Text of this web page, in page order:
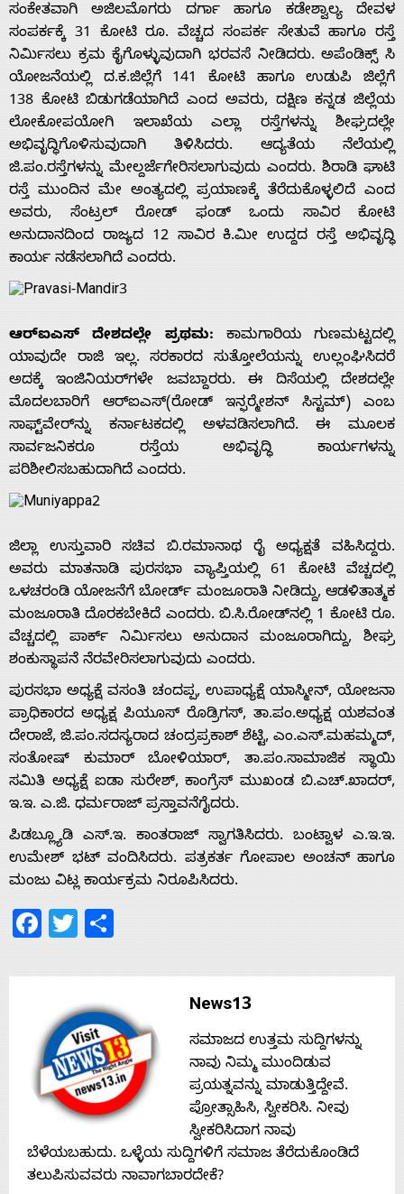
Home
About
Us
Advertise
With
s
Contact
Us
ಸಂಕೇತವಾಗಿ ಅಜಿಲಮೊಗರು ದರ್ಗಾ ಹಾಗೂ ಕಡೇಶ್ವಾಲ್ಯ ದೇವಳ
ಸಂಪರ್ಕಕ್ಕೆ 31 ಕೋಟಿ ರೂ. ವೆಚ್ಚದ ಸಂಪರ್ಕ ಸೇತುವೆ ಹಾಗೂ ರಸ್ತೆ
ನಿರ್ಮಿಸಲು ಕ್ರಮ ಕೈಗೊಳ್ಳುವುದಾಗಿ ಭರವಸೆ ನೀಡಿದರು. ಅಪೆಂಡಿಕ್ಸ್ ಸಿ
ಯೋಜನೆಯಲ್ಲಿ ದ.ಕ.ಜಿಲ್ಲೆಗೆ 141 ಕೋಟಿ ಹಾಗೂ ಉಡುಪಿ ಜಿಲ್ಲೆಗೆ
138 ಕೋಟಿ ಬಿಡುಗಡೆಯಾಗಿದೆ ಎಂದ ಅವರು, ದಕ್ಷಿಣ ಕನ್ನಡ ಜಿಲ್ಲೆಯ
ಲೋಕೋಪಯೋಗಿ ಇಲಾಖೆಯ ಎಲ್ಲಾ ರಸ್ತೆಗಳನ್ನು ಶೀಘ್ರದಲ್ಲೇ
ಅಭಿವೃದ್ಧಿಗೊಳಿಸುವುದಾಗಿ ತಿಳಿಸಿದರು. ಆದ್ಯತೆಯ ನೆಲೆಯಲ್ಲಿ
ಜಿ.ಪಂ.ರಸ್ತೆಗಳನ್ನು ಮೇಲ್ದರ್ಜೆಗೇರಿಸಲಾಗುವುದು ಎಂದರು. ಶಿರಾಡಿ ಘಾಟಿ
ರಸ್ತೆ ಮುಂದಿನ ಮೇ ಅಂತ್ಯದಲ್ಲಿ ಪ್ರಯಾಣಕ್ಕೆ ತೆರೆದುಕೊಳ್ಳಲಿದೆ ಎಂದ
ಅವರು, ಸೆಂಟ್ರಲ್ ರೋಡ್ ಫಂಡ್ ಒಂದು ಸಾವಿರ ಕೋಟಿ
ಅನುದಾನದಿಂದ ರಾಜ್ಯದ 12 ಸಾವಿರ ಕಿ.ಮೀ ಉದ್ದದ ರಸ್ತೆ ಅಭಿವೃದ್ಧಿ
ಕಾರ್ಯ ನಡೆಸಲಾಗಿದೆ ಎಂದರು.
ಆರ್‌ಐಎಸ್ ದೇಶದಲ್ಲೇ ಪ್ರಥಮ: ಕಾಮಗಾರಿಯ ಗುಣಮಟ್ಟದಲ್ಲಿ
ಯಾವುದೇ ರಾಜಿ ಇಲ್ಲ. ಸರಕಾರದ ಸುತ್ತೋಲೆಯನ್ನು ಉಲ್ಲಂಘಿಸಿದರೆ
ಅದಕ್ಕೆ ಇಂಜಿನಿಯರ್‌ಗಳೇ ಜವಬ್ದಾರರು. ಈ ದಿಸೆಯಲ್ಲಿ ದೇಶದಲ್ಲೇ
ಮೊದಲಬಾರಿಗೆ ಆರ್‌ಐಎಸ್(ರೋಡ್ ಇನ್ಫರ್‍ಮೇಶನ್ ಸಿಸ್ಟಮ್) ಎಂಬ
ಸಾಫ್ಟ್‌ವೇರ್‌ನ್ನು ಕರ್ನಾಟಕದಲ್ಲಿ ಅಳವಡಿಸಲಾಗಿದೆ. ಈ ಮೂಲಕ
ಸಾರ್ವಜನಿಕರೂ ರಸ್ತೆಯ ಅಭಿವೃದ್ಧಿ ಕಾರ್ಯಗಳನ್ನು
ಪರಿಶೀಲಿಸಬಹುದಾಗಿದೆ ಎಂದರು.
ಜಿಲ್ಲಾ ಉಸ್ತುವಾರಿ ಸಚಿವ ಬಿ.ರಮಾನಾಥ ರೈ ಅಧ್ಯಕ್ಷತೆ ವಹಿಸಿದ್ದರು.
ಅವರು ಮಾತನಾಡಿ ಪುರಸಭಾ ವ್ಯಾಪ್ತಿಯಲ್ಲಿ 61 ಕೋಟಿ ವೆಚ್ಚದಲ್ಲಿ
ಒಳಚರಂಡಿ ಯೋಜನೆಗೆ ಬೋರ್ಡ್ ಮಂಜೂರಾತಿ ನೀಡಿದ್ದು, ಆಡಳಿತಾತ್ಮಕ
ಮಂಜೂರಾತಿ ದೊರಕಬೇಕಿದೆ ಎಂದರು. ಬಿ.ಸಿ.ರೋಡ್‌ನಲ್ಲಿ 1 ಕೋಟಿ ರೂ.
ವೆಚ್ಚದಲ್ಲಿ ಪಾರ್ಕ್ ನಿರ್ಮಿಸಲು ಅನುದಾನ ಮಂಜೂರಾಗಿದ್ದು, ಶೀಘ್ರ
ಶಂಕುಸ್ಥಾಪನೆ ನೆರವೇರಿಸಲಾಗುವುದು ಎಂದರು.
ಪುರಸಭಾ ಅಧ್ಯಕ್ಷೆ ವಸಂತಿ ಚಂದಪ್ಪ, ಉಪಾಧ್ಯಕ್ಷೆ ಯಾಸ್ಮೀನ್, ಯೋಜನಾ
ಪ್ರಾಧಿಕಾರದ ಅಧ್ಯಕ್ಷ ಪಿಯೂಸ್ ರೊಡ್ರಿಗಸ್, ತಾ.ಪಂ.ಅಧ್ಯಕ್ಷ ಯಶವಂತ
ದೇರಾಜೆ, ಜಿ.ಪಂ.ಸದಸ್ಯರಾದ ಚಂದ್ರಪ್ರಕಾಶ್ ಶೆಟ್ಟಿ, ಎಂ.ಎಸ್.ಮಹಮ್ಮದ್,
ಸಂತೋಷ್ ಕುಮಾರ್ ಬೋಳಿಯಾರ್, ತಾ.ಪಂ.ಸಾಮಾಜಿಕ ಸ್ಥಾಯಿ
ಸಮಿತಿ ಅಧ್ಯಕ್ಷೆ ಐಡಾ ಸುರೇಶ್, ಕಾಂಗ್ರೆಸ್ ಮುಖಂಡ ಬಿ.ಎಚ್.ಖಾದರ್,
ಇ.ಇ. ಎ.ಜಿ. ಧರ್ಮರಾಜ್ ಪ್ರಸ್ತಾವನೆಗೈದರು.
ಪಿಡಬ್ಲ್ಯೂಡಿ ಎಸ್.ಇ. ಕಾಂತರಾಜ್ ಸ್ವಾಗತಿಸಿದರು. ಬಂಟ್ವಾಳ ಎ.ಇ.ಇ.
ಉಮೇಶ್ ಭಟ್ ವಂದಿಸಿದರು. ಪತ್ರಕರ್ತ ಗೋಪಾಲ ಅಂಚನ್ ಹಾಗೂ
ಮಂಜು ವಿಟ್ಲ ಕಾರ್ಯಕ್ರಮ ನಿರೂಪಿಸಿದರು.
Facebook
Twitter
News13
ಸಮಾಜದ ಉತ್ತಮ ಸುದ್ದಿಗಳನ್ನು
ನಾವು ನಿಮ್ಮ ಮುಂದಿಡುವ
ಪ್ರಯತ್ನವನ್ನು ಮಾಡುತ್ತಿದ್ದೇವೆ.
ಪ್ರೋತ್ಸಾಹಿಸಿ, ಸ್ವೀಕರಿಸಿ. ನೀವು
ಸ್ವೀಕರಿಸಿದಾಗ ನಾವು
ಬೆಳೆಯಬಹುದು. ಒಳ್ಳೆಯ ಸುದ್ದಿಗಳಿಗೆ ಸಮಾಜ ತೆರೆದುಕೊಂಡಿದೆ
ತಲುಪಿಸುವವರು ನಾವಾಗಬಾರದೇಕೆ?